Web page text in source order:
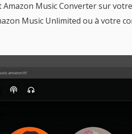
Amazon Music Converter sur
Music Unlimited ou à votre